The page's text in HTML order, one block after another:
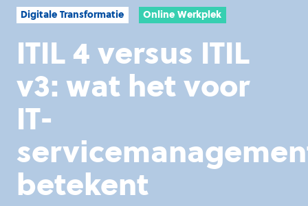
Digitale Transformatie Online Werkplek
ITIL 4 versus ITIL
v3: wat het voor
IT-
betekent